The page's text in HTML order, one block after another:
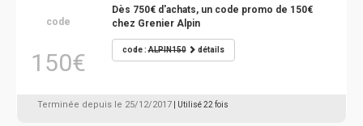
code
150€
Dès 750€ d'achats, un code promo de 150€
chez Grenier Alpin
code :ALPIN150 détails
Terminée depuis le 25/12/2017 | Utilisé 22 fois